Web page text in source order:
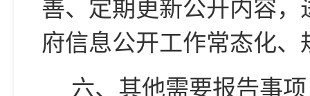
善、定期更新公开内容
府信息公开工作常态化、
六、其他需要报告事项